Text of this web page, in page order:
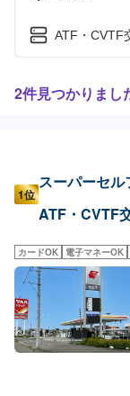
ATF・CVTF
2件見つかりまし
1位
スーパーセ
ATF・CVTF
カードOK 電子マネーOK